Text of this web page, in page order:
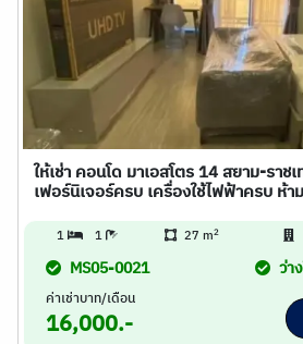
ให้เช่า คอนโด มาเอสโตร 14 สยาม-ราช
เฟอร์นิเจอร์ครบ เครื่องใช้ไฟฟ้าครบ ห้
1 1 27 m2
MS05-0021 ว่า
ค่าเช่าบาท/เดือน
16,000.-